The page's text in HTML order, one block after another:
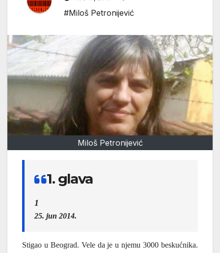
#Miloš Petronijević
Miloš Petronijević
1. glava
1
25. jun 2014.
Stigao u Beograd. Vele da je u njemu 3000 beskućnika.